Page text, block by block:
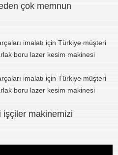
çok memnun
işçiler makinemizi